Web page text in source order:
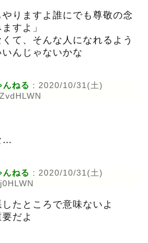
やりますよ誰にでも尊敬の念
すよ」
て、そんな人になれるよう
んじゃないかな
んねる : 2020/10/31(土)
…
んねる : 2020/10/31(土)
たところで意味ないよ
だよ